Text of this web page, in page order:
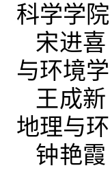
科学学
宋进
与环境
王成
地理与
钟艳